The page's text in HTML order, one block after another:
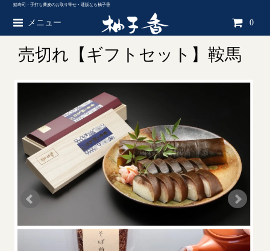
メニュー
鯖寿司・手打ち蕎麦のお取り寄せ・通販なら柚子香
0
売切れ【ギフトセット】鞍馬